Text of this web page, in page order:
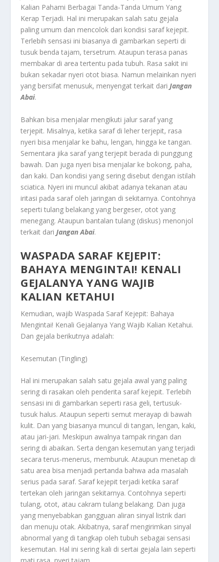
Kalian Pahami Berbagai Tanda-Tanda Umum Yang
Kerap Terjadi. Hal ini merupakan salah satu gejala
paling umum dan mencolok dari kondisi saraf kejepit.
Terlebih sensasi ini biasanya di gambarkan seperti di
tusuk benda tajam, tersetrum. Ataupun terasa panas
membakar di area tertentu pada tubuh. Rasa sakit ini
bukan sekadar nyeri otot biasa. Namun melainkan nyeri
yang bersifat menusuk, menyengat terkait dariJangan
Abai.
Bahkan bisa menjalar mengikuti jalur saraf yang
terjepit. Misalnya, ketika saraf di leher terjepit, rasa
nyeri bisa menjalar ke bahu, lengan, hingga ke tangan.
Sementara jika saraf yang terjepit berada di punggung
bawah. Dan juga nyeri bisa menjalar ke bokong, paha,
dan kaki. Dan kondisi yang sering disebut dengan istilah
sciatica. Nyeri ini muncul akibat adanya tekanan atau
iritasi pada saraf oleh jaringan di sekitarnya. Contohnya
seperti tulang belakang yang bergeser, otot yang
menegang. Ataupun bantalan tulang (diskus) menonjol
terkait dariJangan Abai.
WASPADA SARAF KEJEPIT:
BAHAYA MENGINTAI! KENALI
GEJALANYA YANG WAJIB
KALIAN KETAHUI
Kemudian, wajibWaspada Saraf Kejepit: Bahaya
Mengintai! Kenali Gejalanya Yang Wajib Kalian Ketahui.
Dan gejala berikutnya adalah:
Kesemutan (Tingling)
Hal ini merupakan salah satu gejala awal yang paling
sering di rasakan oleh penderita saraf kejepit. Terlebih
sensasi ini di gambarkan seperti rasa geli, tertusuk-
tusuk halus. Ataupun seperti semut merayap di bawah
kulit. Dan yang biasanya muncul di tangan, lengan, kaki,
atau jari-jari. Meskipun awalnya tampak ringan dan
sering di abaikan. Serta dengan kesemutan yang terjadi
secara terus-menerus, memburuk. Ataupun menetap di
satu area bisa menjadi pertanda bahwa ada masalah
serius pada saraf. Saraf kejepit terjadi ketika saraf
tertekan oleh jaringan sekitarnya. Contohnya seperti
tulang, otot, atau cakram tulang belakang. Dan juga
yang menyebabkan gangguan aliran sinyal listrik dari
dan menuju otak. Akibatnya, saraf mengirimkan sinyal
abnormal yang di tangkap oleh tubuh sebagai sensasi
kesemutan. Hal ini sering kali di sertai gejala lain seperti